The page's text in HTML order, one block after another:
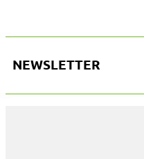
NEWSLETTER